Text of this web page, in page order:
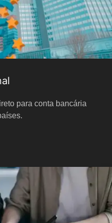
para conta bancária